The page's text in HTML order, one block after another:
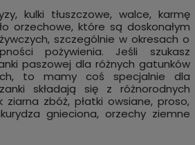
kulki tłuszczowe, walce, karmę
orzechowe, które są doskonałym
szczególnie w okresach o
pożywienia. Jeśli szukasz
paszowej dla różnych gatunków
to mamy coś specjalnie dla
składają się z różnorodnych
ziarna zbóż, płatki owsiane, proso,
gnieciona, orzechy ziemne